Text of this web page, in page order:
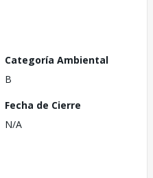
Categoría Ambiental
B
Fecha de Cierre
N/A